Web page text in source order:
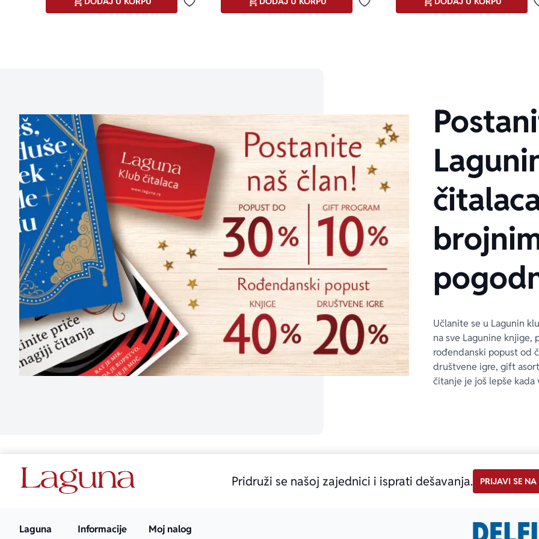
Dodaj u omiljene Dodaj u omiljene
Učlanite se u Lagunin
na sve Lagunine knjige,
rođendanski popust od
društvene igre, gift
čitanje je još lepše kada
Pridruži se našoj zajednici i isprati dešavanja. PRIJAVI SE NA
Laguna
Informacije
Moj nalog